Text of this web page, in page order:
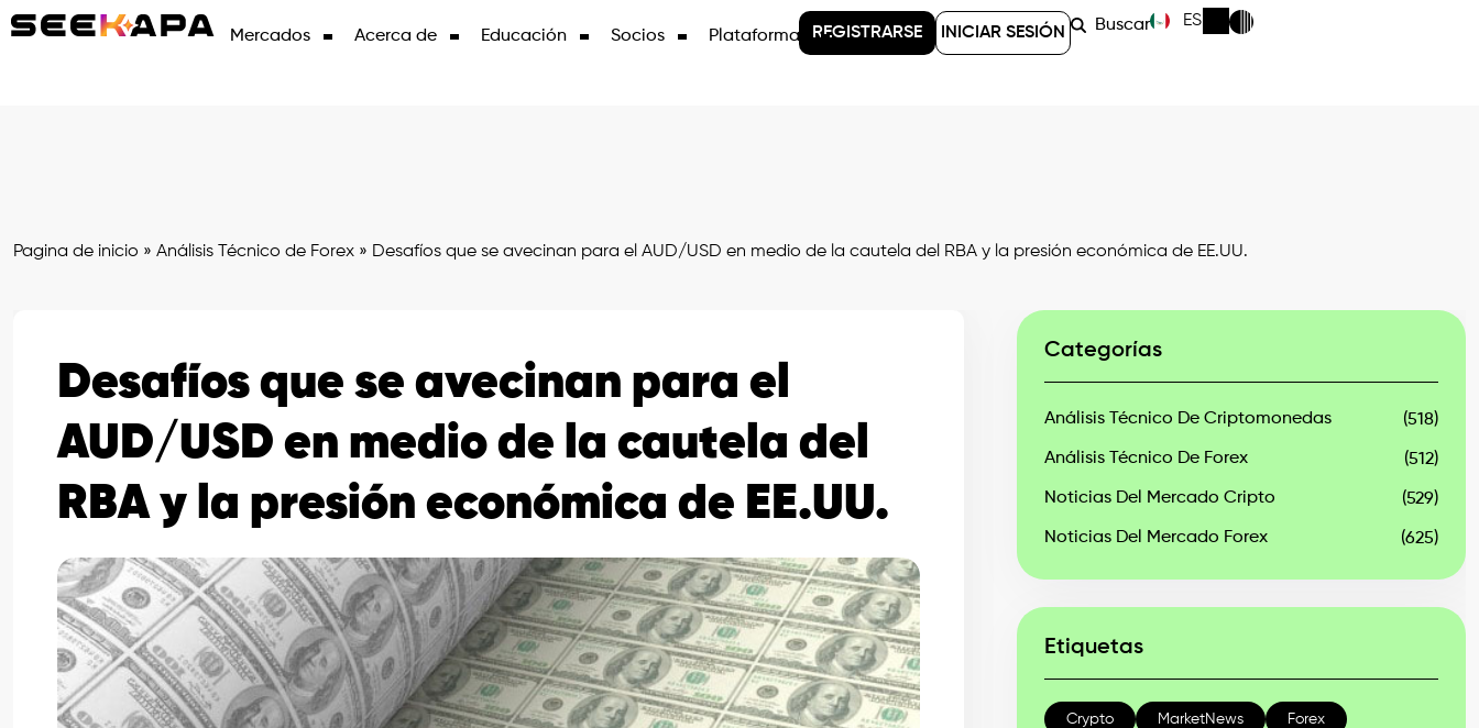
Mercados Acerca de Educación Socios Plataformas REGISTRARSE INICIAR SESIÓN Buscar ES
Pagina de inicio » Análisis Técnico de Forex » Desafíos que se avecinan para el AUD/USD en medio de la cautela del RBA y la presión económica de EE.UU.
Desafíos que se avecinan para el
AUD/USD en medio de la cautela del
RBA y la presión económica de EE.UU.
Categorías
Análisis Técnico De Criptomonedas (518)
Análisis Técnico De Forex (512)
Noticias Del Mercado Cripto (529)
Noticias Del Mercado Forex (625)
Etiquetas
Crypto MarketNews Forex